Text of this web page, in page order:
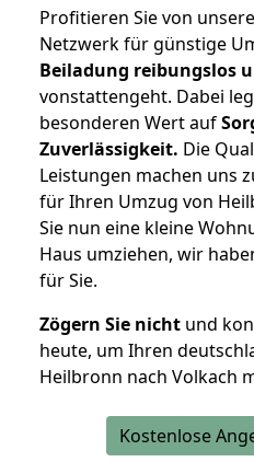
Profitieren Sie von
Netzwerk für günstige
Beiladung reibungslos
vonstattengeht. Dabei
besonderen Wert auf
Zuverlässigkeit. Die
Leistungen machen uns
für Ihren Umzug von
Sie nun eine kleine
Haus umziehen, wir
für Sie.
Zögern Sie nicht und
heute, um Ihren
Heilbronn nach Volkach
Kostenlose